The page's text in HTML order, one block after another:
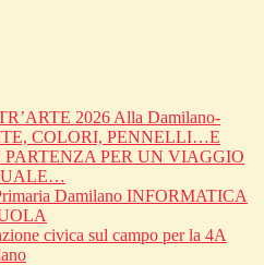
2026 Alla Damilano-
COLORI, PENNELLI…E
PER UN VIAGGIO
Damilano INFORMATICA
civica sul campo per la 4A